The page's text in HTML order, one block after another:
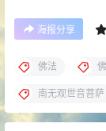
海报分享
佛法
南无观世音菩萨